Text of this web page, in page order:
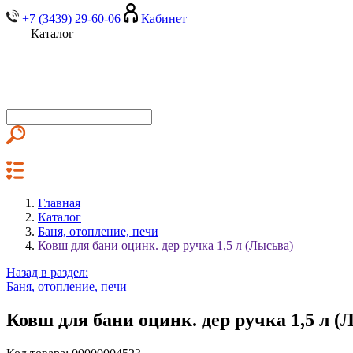
+7 (3439) 29-60-06
Кабинет
Каталог
Главная
Каталог
Баня, отопление, печи
Ковш для бани оцинк. дер ручка 1,5 л (Лысьва)
Назад в раздел:
Баня, отопление, печи
Ковш для бани оцинк. дер ручка 1,5 л